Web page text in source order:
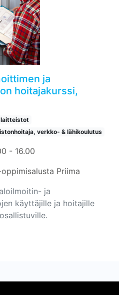
ja
hoitajakurssi,
verkko- & lähikoulutus
- 16.00
Priima
ja
käyttäjille ja hoitajille